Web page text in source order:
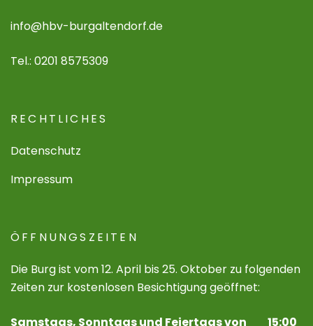
info@hbv-burgaltendorf.de
Tel.: 0201 8575309
RECHTLICHES
Datenschutz
Impressum
ÖFFNUNGSZEITEN
Die Burg ist vom 12. April bis 25. Oktober zu folgenden
Zeiten zur kostenlosen Besichtigung geöffnet:
Samstags, Sonntags und Feiertags von 15:00